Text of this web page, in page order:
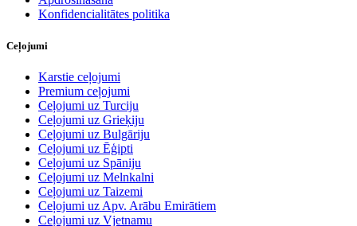
Konfidencialitātes politika
Ceļojumi
Karstie ceļojumi
Premium ceļojumi
Ceļojumi uz Turciju
Ceļojumi uz Grieķiju
Ceļojumi uz Bulgāriju
Ceļojumi uz Ēģipti
Ceļojumi uz Spāniju
Ceļojumi uz Melnkalni
Ceļojumi uz Taizemi
Ceļojumi uz Apv. Arābu Emirātiem
Ceļojumi uz Vjetnamu